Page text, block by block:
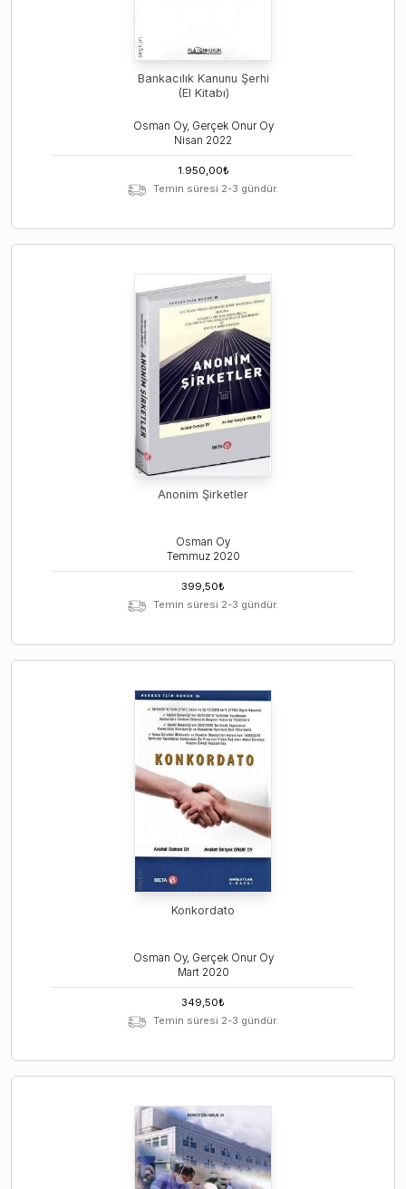
Bankacılık Kanunu Şerhi
(El Kitabı)
Osman Oy, Gerçek Onur Oy
Nisan 2022
1.950,00₺
Temin süresi 2-3 gündür.
Anonim Şirketler
Osman Oy
Temmuz 2020
399,50₺
Temin süresi 2-3 gündür.
Konkordato
Osman Oy, Gerçek Onur Oy
Mart 2020
349,50₺
Temin süresi 2-3 gündür.